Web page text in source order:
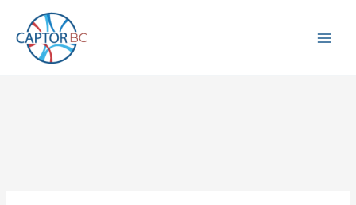
Inhalt
springen